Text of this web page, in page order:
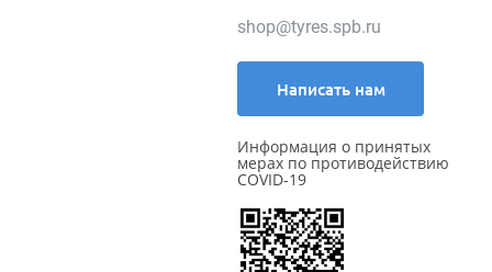
shop@tyres.spb.ru
Написать нам
Информация о принятых
мерах по противодействию
COVID-19